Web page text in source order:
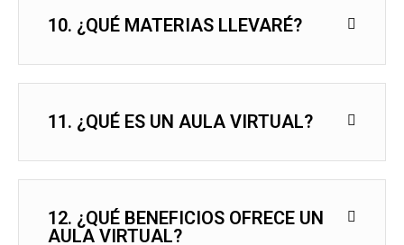
10. ¿QUÉ MATERIAS LLEVARÉ?
11. ¿QUÉ ES UN AULA VIRTUAL?
12. ¿QUÉ BENEFICIOS OFRECE UN
AULA VIRTUAL?